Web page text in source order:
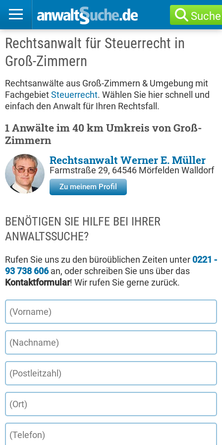
Suche
Rechtsanwalt für Steuerrecht in
Groß-Zimmern
Rechtsanwälte aus Groß-Zimmern & Umgebung mit
FachgebietSteuerrecht. Wählen Sie hier schnell und
einfach den Anwalt für Ihren Rechtsfall.
1 Anwälte im 40 km Umkreis von Groß-
Zimmern
Rechtsanwalt Werner E. Müller
Farmstraße 29, 64546 Mörfelden Walldorf
Zu meinem Profil
BENÖTIGEN SIE HILFE BEI IHRER
ANWALTSSUCHE?
Rufen Sie uns zu den büroüblichen Zeiten unter 0221 -
93 738 606an, oder schreiben Sie uns über das
Kontaktformular! Wir rufen Sie gerne zurück.